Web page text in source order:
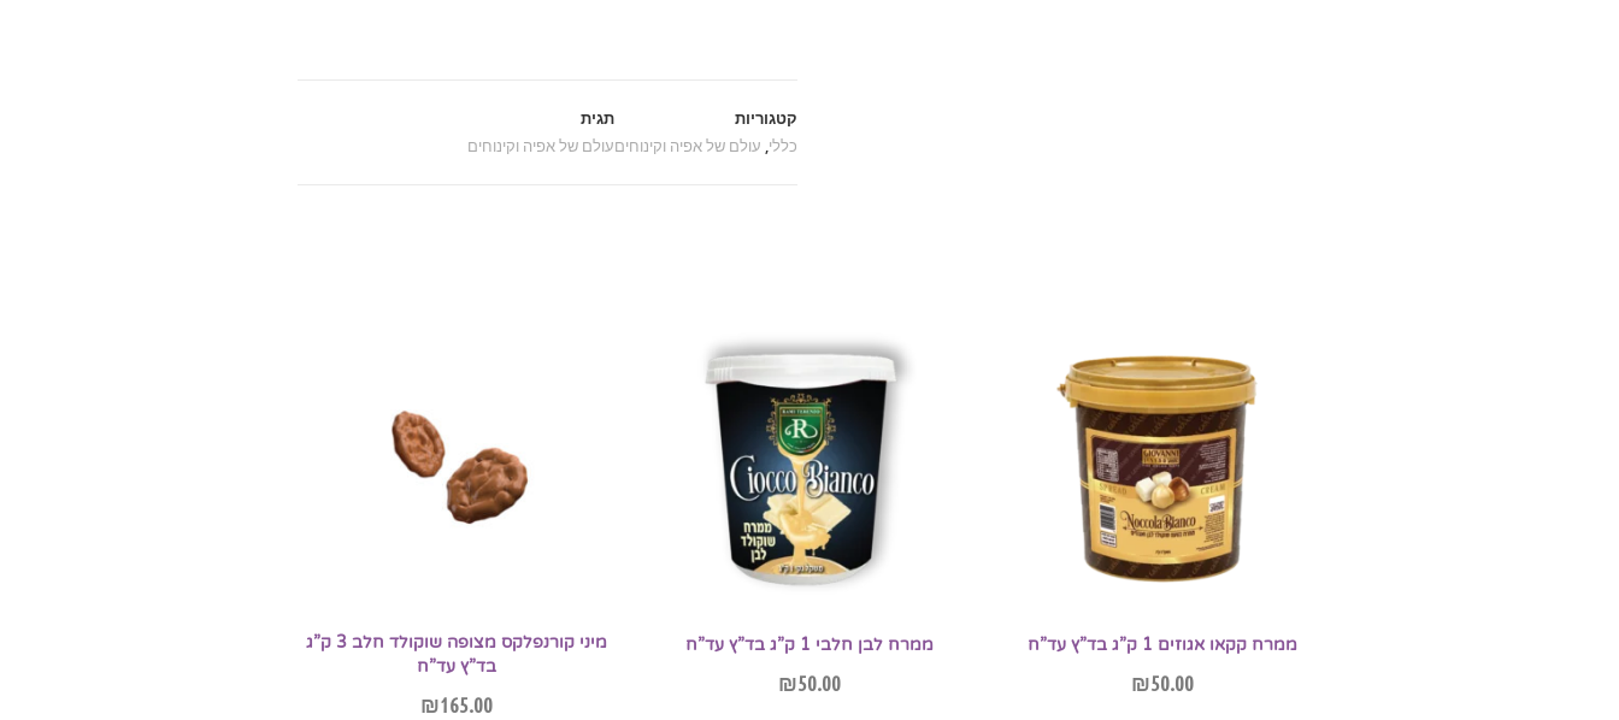
קטגוריות
כללי, עולם של אפיה וקינוחים
תגית
עולם של אפיה וקינוחים
ממרח קקאו אגוזים 1 ק”ג בד”ץ עד”ח
₪50.00
ממרח לבן חלבי 1 ק”ג בד”ץ עד”ח
₪50.00
מיני קורנפלקס מצופה שוקולד חלב 3 ק”ג
בד”ץ עד”ח
₪165.00